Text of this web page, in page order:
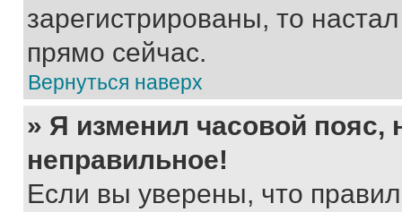
зарегистрированы, то
прямо сейчас.
Вернуться наверх
» Я изменил часовой пояс,
неправильное!
Если вы уверены, что